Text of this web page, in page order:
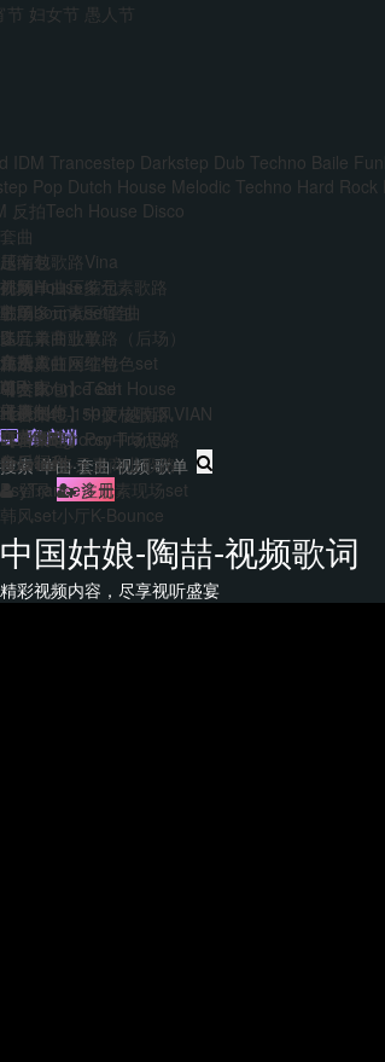
节 妇女节 愚人节
IDM Trancestep Darkstep Dub Techno Baile
Pop Dutch House Melodic Techno Hard Rock
反拍Tech House Disco
套曲
越南鼓歌路Vina
前场House多元素歌路
主场多元素set套曲
多元素商业歌路（后场）
江南霓虹网红特色set
中文Bounce Set
Hard140-150硬核歌路
EDM&Bigroom中场思路
Bounce多元素商业歌路
PsyTrance多元素现场set
韩风set小厅K-Bounce
压缩包
外网单曲压缩包
韩国boune压缩包
迷音单曲歌单
精选单曲压缩包
【合集包】Tech House
【合集包】中文/越南风VIAN
【合集包】Psy Trance
视频
歌单
DJ
音乐人
艺术家
免费
VIP
主题包
免费套曲
每日福利
AI
干声制作
套曲制作
音乐制作
转换
客户端
登录 注册
中国姑娘-陶喆-视频歌词
精彩视频内容，尽享视听盛宴